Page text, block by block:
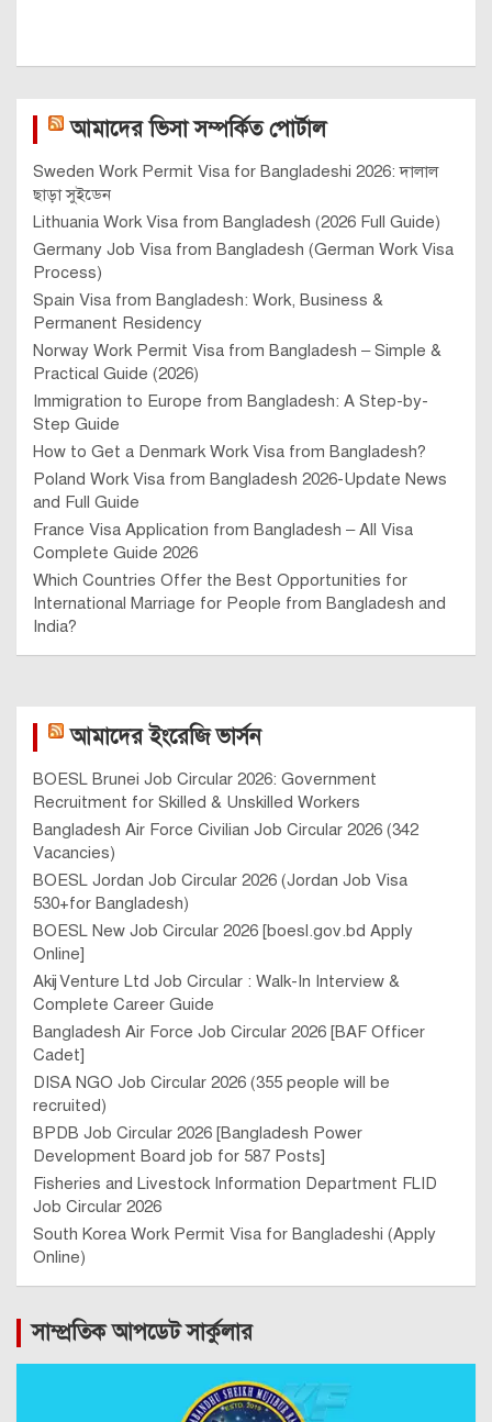
আমাদের ভিসা সম্পর্কিত পোর্টাল
Sweden Work Permit Visa for Bangladeshi 2026: দালাল
ছাড়া সুইডেন
Lithuania Work Visa from Bangladesh (2026 Full Guide)
Germany Job Visa from Bangladesh (German Work Visa
Process)
Spain Visa from Bangladesh: Work, Business &
Permanent Residency
Norway Work Permit Visa from Bangladesh – Simple &
Practical Guide (2026)
Immigration to Europe from Bangladesh: A Step-by-
Step Guide
How to Get a Denmark Work Visa from Bangladesh?
Poland Work Visa from Bangladesh 2026-Update News
and Full Guide
France Visa Application from Bangladesh – All Visa
Complete Guide 2026
Which Countries Offer the Best Opportunities for
International Marriage for People from Bangladesh and
India?
আমাদের ইংরেজি ভার্সন
BOESL Brunei Job Circular 2026: Government
Recruitment for Skilled & Unskilled Workers
Bangladesh Air Force Civilian Job Circular 2026 (342
Vacancies)
BOESL Jordan Job Circular 2026 (Jordan Job Visa
530+for Bangladesh)
BOESL New Job Circular 2026 [boesl.gov.bd Apply
Online]
Akij Venture Ltd Job Circular : Walk-In Interview &
Complete Career Guide
Bangladesh Air Force Job Circular 2026 [BAF Officer
Cadet]
DISA NGO Job Circular 2026 (355 people will be
recruited)
BPDB Job Circular 2026 [Bangladesh Power
Development Board job for 587 Posts]
Fisheries and Livestock Information Department FLID
Job Circular 2026
South Korea Work Permit Visa for Bangladeshi (Apply
Online)
সাম্প্রতিক আপডেট সার্কুলার